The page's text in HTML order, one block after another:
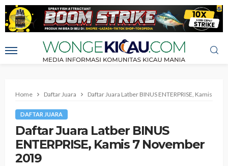
Home Daftar Juara Daftar Juara Latber BINUS ENTERPRISE, Kamis 7
DAFTAR JUARA
Daftar Juara Latber BINUS
ENTERPRISE, Kamis 7 November
2019